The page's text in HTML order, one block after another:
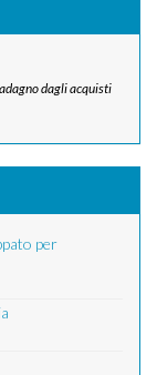
dagli acquisti
per